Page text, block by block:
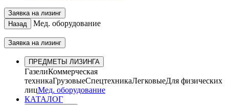
Заявка на лизинг
Назад
Мед. оборудование
Заявка на лизинг
ПРЕДМЕТЫ ЛИЗИНГА
ГазелиКоммерческая
техникаГрузовыеСпецтехникаЛегковыеДля физических
лицМед. оборудование
КАТАЛОГ